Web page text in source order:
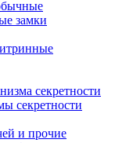
замки
секретности
секретности
и прочие